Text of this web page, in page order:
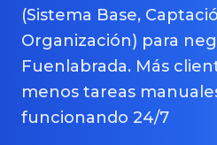
(Sistema Base,
Organización) para
Fuenlabrada. Más
menos tareas
funcionando 24/7